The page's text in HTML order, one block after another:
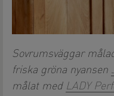
Sovrumsväggar
friska gröna nyansen
målat med LADY